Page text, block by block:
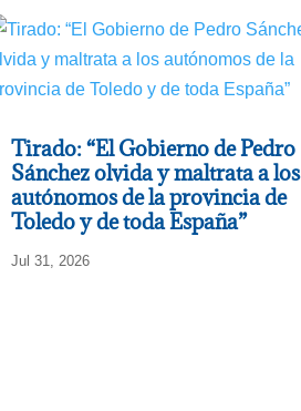
Tirado: “El Gobierno de Pedro
Sánchez olvida y maltrata a los
autónomos de la provincia de
Toledo y de toda España”
Jul 31, 2026